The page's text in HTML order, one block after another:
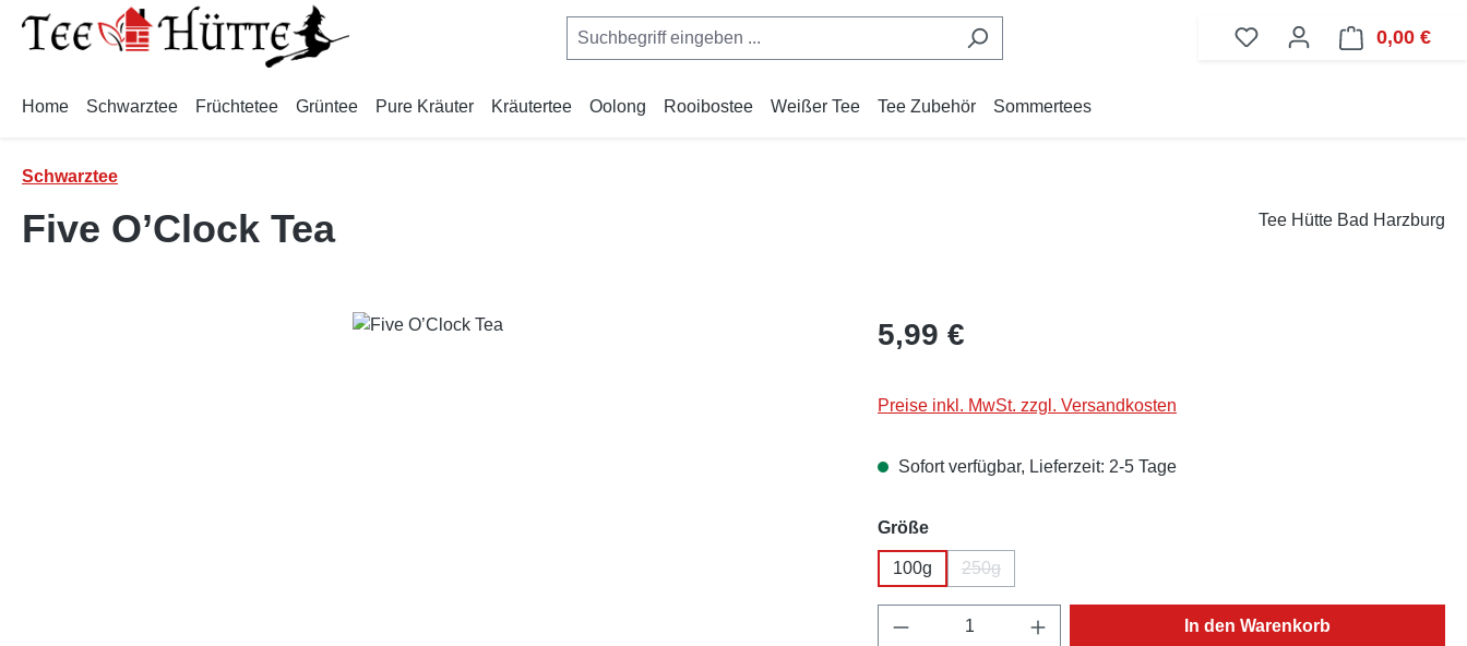
Hauptinhalt springen
Zur Suche springen
Zur Hauptnavigation springen
0,00 €
Home Schwarztee Früchtetee Grüntee Pure Kräuter Kräutertee Oolong Rooibostee Weißer Tee Tee Zubehör Sommertees
Schwarztee
Five O’Clock Tea Tee Hütte Bad Harzburg
Regulärer Preis:
5,99 €
Preise inkl. MwSt. zzgl. Versandkosten
Sofort verfügbar, Lieferzeit: 2-5 Tage
Größeauswählen
100g 250g
(Diese Option ist zurzeit nicht verfügbar.)
Produkt Anzahl: Gib den gewünschten Wert ein
In den Warenkorb